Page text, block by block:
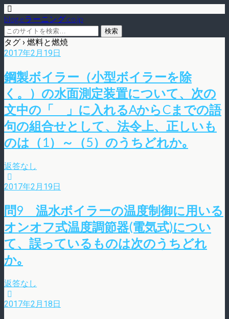
blog.eラーニング.co.jp
タグ › 燃料と燃焼
2017年2月19日
鋼製ボイラー（小型ボイラーを除
く。）の水面測定装置について、次の
文中の「 」に入れるAからCまでの語
句の組合せとして、法令上、正しいも
のは（1）～（5）のうちどれか｡
返答なし
2017年2月19日
問9 温水ボイラーの温度制御に用いる
オンオフ式温度調節器(電気式)につい
て、誤っているものは次のうちどれ
か｡
返答なし
2017年2月18日